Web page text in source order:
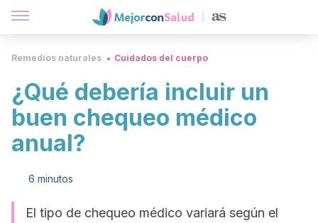
Remedios naturales Cuidados del cuerpo
¿Qué debería incluir un
buen chequeo médico
anual?
6 minutos
El tipo de chequeo médico variará según el